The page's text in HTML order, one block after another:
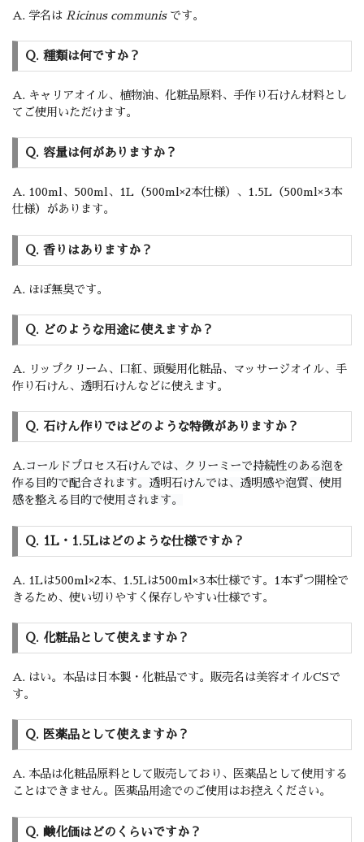
A. 学名は Ricinus communisです。
Q. 種類は何ですか？
A. キャリアオイル、植物油、化粧品原料、手作り石けん材料とし
てご使用いただけます。
Q. 容量は何がありますか？
A. 100ml、500ml、1L（500ml×2本仕様）、1.5L（500ml×3本
仕様）があります。
Q. 香りはありますか？
A. ほぼ無臭です。
Q. どのような用途に使えますか？
A. リップクリーム、口紅、頭髪用化粧品、マッサージオイル、手
作り石けん、透明石けんなどに使えます。
Q. 石けん作りではどのような特徴がありますか？
A. コールドプロセス石けんでは、クリーミーで持続性のある泡を
作る目的で配合されます。 透明石けんでは、透明感や泡質、使用
感を整える目的で使用されます。
Q. 1L・1.5Lはどのような仕様ですか？
A. 1Lは500ml×2本、1.5Lは500ml×3本仕様です。1本ずつ開栓で
きるため、使い切りやすく保存しやすい仕様です。
Q. 化粧品として使えますか？
A. はい。本品は日本製・化粧品です。販売名は美容オイルCSで
す。
Q. 医薬品として使えますか？
A. 本品は化粧品原料として販売しており、医薬品として使用する
ことはできません。医薬品用途でのご使用はお控えください。
Q. 鹸化価はどのくらいですか？